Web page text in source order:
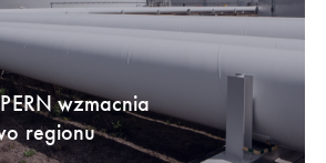
wzmacnia
regionu